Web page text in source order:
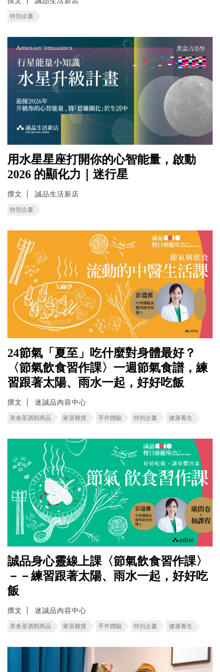
特別企畫
用水星星座打開你的心智能量，啟動
2026 的顯化力｜迷行星
撰文 誠品生活新店
特別企畫
24節氣「夏至」吃什麼對身體最好？
〈節氣飲食習作課〉一週節氣食譜，練
習跟著太陽、雨水一起，好好吃飯
撰文 迷誠品內容中心
美食茶酒類商品 家居雜貨 手作體驗 特別企畫 健康養生
誠品身心靈線上課〈節氣飲食習作課〉
－－練習跟著太陽、雨水一起，好好吃
飯
撰文 迷誠品內容中心
美食茶酒類商品 家居雜貨 手作體驗 特別企畫 健康養生